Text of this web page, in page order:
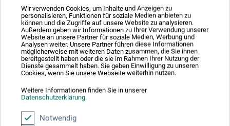
Wir verwenden Cookies, um Inhalte und Anzeigen zu
personalisieren, Funktionen für soziale Medien anbieten zu
können und die Zugriffe auf unsere Website zu analysieren.
Außerdem geben wir Informationen zu Ihrer Verwendung unserer
Website an unsere Partner für soziale Medien, Werbung und
Analysen weiter. Unsere Partner führen diese Informationen
möglicherweise mit weiteren Daten zusammen, die Sie ihnen
bereitgestellt haben oder die sie im Rahmen Ihrer Nutzung der
Dienste gesammelt haben. Sie geben Einwilligung zu unseren
Cookies, wenn Sie unsere Webseite weiterhin nutzen.
Weitere Informationen finden Sie in unserer
Datenschutzerklärung.
Notwendig
Hausnummer*
Adresszusatz / Firma